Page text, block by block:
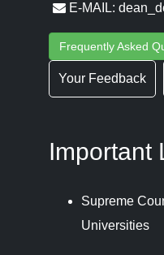
E-MAIL:
Frequently Asked
Your Feedback
Important
Supreme
Universities